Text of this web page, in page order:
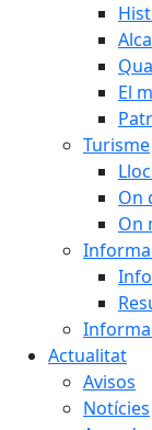
El
Turisme
On
On
Actualitat
Avisos
Notícies